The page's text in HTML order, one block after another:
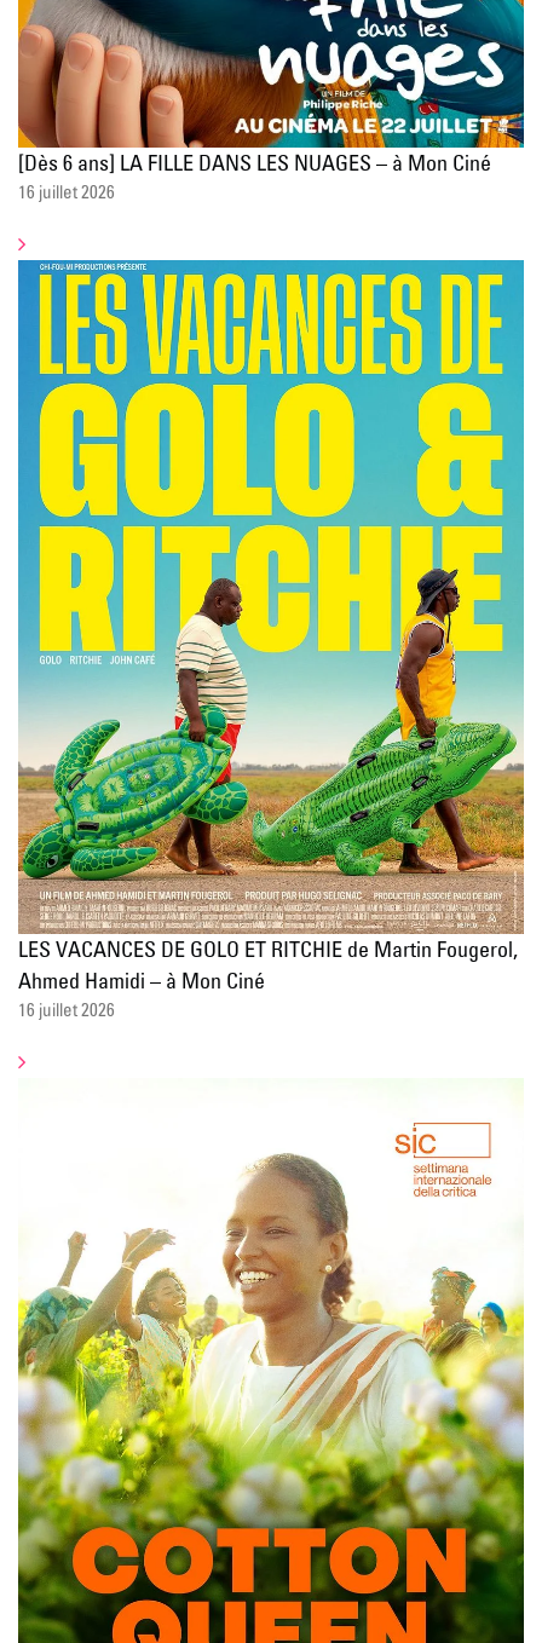
[Dès 6 ans] LA FILLE DANS LES NUAGES – à Mon Ciné
16 juillet 2026
LES VACANCES DE GOLO ET RITCHIE de Martin Fougerol,
Ahmed Hamidi – à Mon Ciné
16 juillet 2026